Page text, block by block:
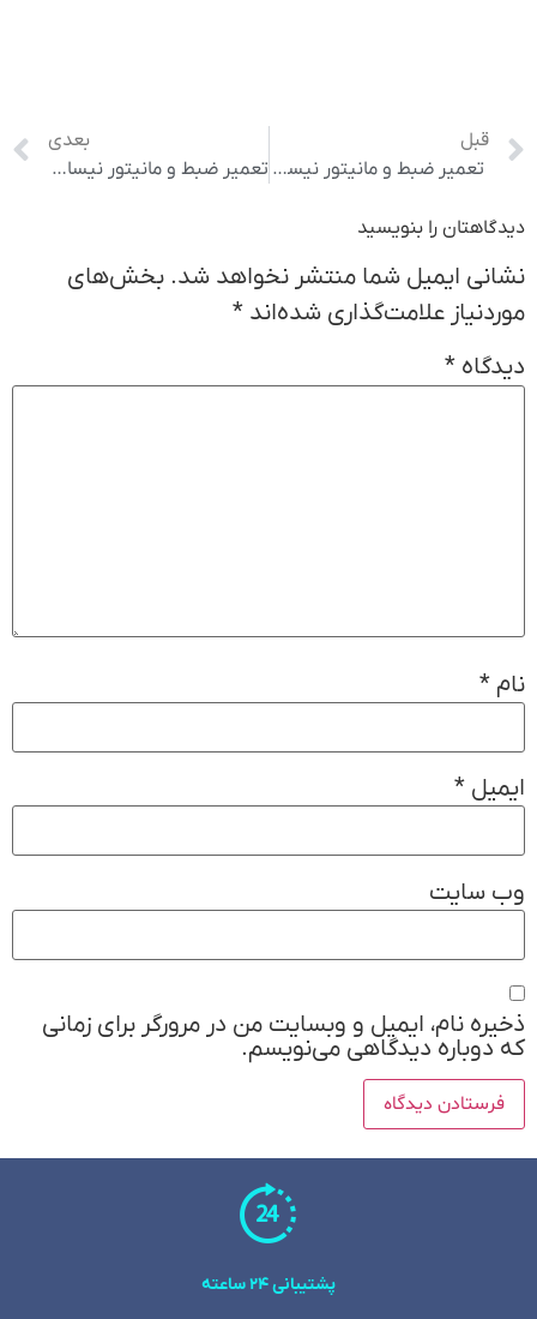
قبل
️ تعمیر ضبط و مانیتور نیسان سنترا | تخصصی، سریع، با قطعات اصلی
بعدی
تعمیر ضبط و مانیتور نیسان X-Trail | تخصصی و با ضمانت
دیدگاهتان را بنویسید
نشانی ایمیل شما منتشر نخواهد شد. بخش‌های
موردنیاز علامت‌گذاری شده‌اند *
دیدگاه *
نام *
ایمیل *
وب‌ سایت
ذخیره نام، ایمیل و وبسایت من در مرورگر برای زمانی
که دوباره دیدگاهی می‌نویسم.
پشتیبانی 24 ساعته